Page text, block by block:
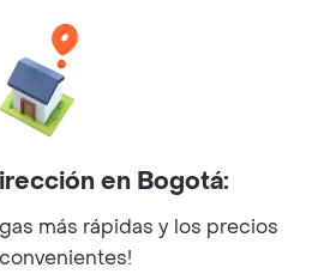
Facebook
Twitter
Instagram
en Bogotá:
más rápidas y los precios